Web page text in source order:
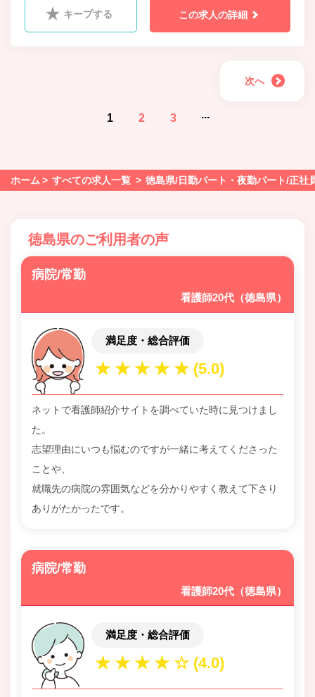
肛門科、麻酔科、リウマチ科、ﾘﾊﾋﾞﾘﾃｰｼｮﾝ科、放射線科、
キープする この求人の詳細
次へ
1 2 3 ...
ホーム すべての求人一覧 徳島県/日勤パート・夜勤パート/正社
徳島県のご利用者の声
病院/常勤
看護師20代（徳島県）
満足度・総合評価
ネットで看護師紹介サイトを調べていた時に見つけまし
た。
志望理由にいつも悩むのですが一緒に考えてくださった
ことや、
就職先の病院の雰囲気などを分かりやすく教えて下さり
ありがたかったです。
病院/常勤
看護師20代（徳島県）
満足度・総合評価